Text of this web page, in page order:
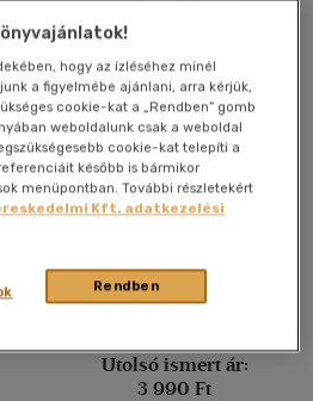
(10)
Emelt szintű érettségi -
Könyv
Utolsó ismert ár:
3 990 Ft
hogy az ízléséhez minél
a figyelmébe ajánlani, arra kérjük,
cookie-kat a „Rendben” gomb
weboldalunk csak a weboldal
cookie-kat telepíti a
később is bármikor
menüpontban. További részletekért
Kft. adatkezelési
Rendben